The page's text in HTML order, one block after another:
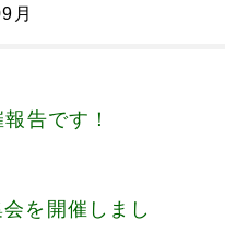
月
告です！
を開催しまし